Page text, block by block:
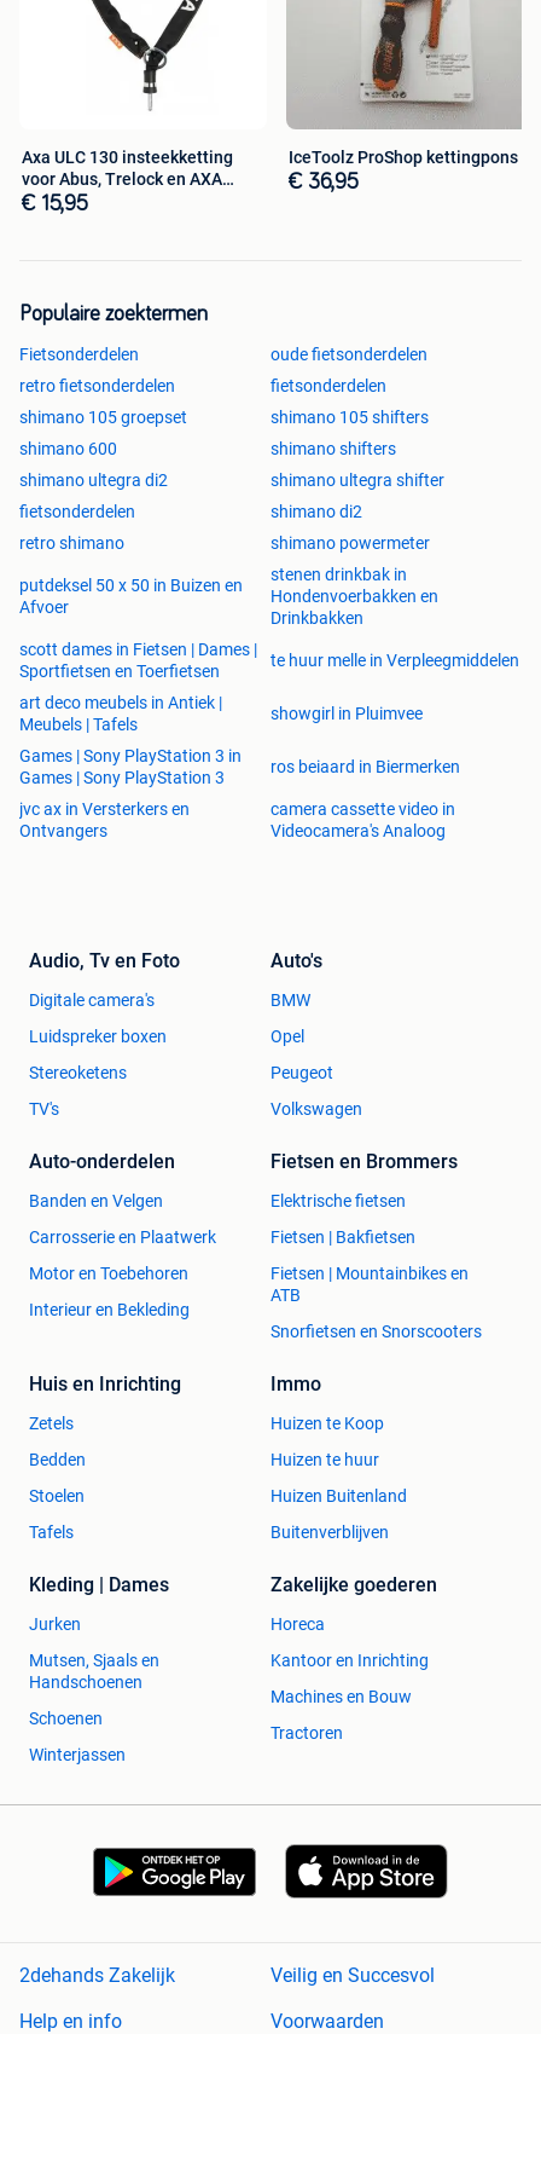
dit op te lossen mocht dit probleem zich voordoen.Niet
goed? Geld terug.14 dagen niet goed geld terug garantie.
Bevalt of past het product niet? Geen probleem. Stuur het
terug en wij betalen het aankoop bedrag terug.
Axa ULC 130 insteekketting
voor Abus, Trelock en AXA
block
€ 15,95
IceToolz ProShop kettingpons
€ 36,95
Populaire zoektermen
Fietsonderdelen
oude fietsonderdelen
retro fietsonderdelen
fietsonderdelen
shimano 105 groepset
shimano 105 shifters
shimano 600
shimano shifters
shimano ultegra di2
shimano ultegra shifter
fietsonderdelen
shimano di2
retro shimano
shimano powermeter
putdeksel 50 x 50 in Buizen en
Afvoer
stenen drinkbak in
Hondenvoerbakken en
Drinkbakken
scott dames in Fietsen | Dames |
Sportfietsen en Toerfietsen
te huur melle in Verpleegmiddelen
art deco meubels in Antiek |
Meubels | Tafels
showgirl in Pluimvee
Games | Sony PlayStation 3 in
Games | Sony PlayStation 3
ros beiaard in Biermerken
jvc ax in Versterkers en
Ontvangers
camera cassette video in
Videocamera's Analoog
Audio, Tv en Foto
Digitale camera's
Luidspreker boxen
Stereoketens
TV's
Auto's
BMW
Opel
Peugeot
Volkswagen
Auto-onderdelen
Banden en Velgen
Carrosserie en Plaatwerk
Motor en Toebehoren
Interieur en Bekleding
Fietsen en Brommers
Elektrische fietsen
Fietsen | Bakfietsen
Fietsen | Mountainbikes en
ATB
Snorfietsen en Snorscooters
Huis en Inrichting
Zetels
Bedden
Stoelen
Tafels
Immo
Huizen te Koop
Huizen te huur
Huizen Buitenland
Buitenverblijven
Kleding | Dames
Jurken
Mutsen, Sjaals en
Handschoenen
Schoenen
Winterjassen
Zakelijke goederen
Horeca
Kantoor en Inrichting
Machines en Bouw
Tractoren
2dehands Zakelijk
Veilig en Succesvol
Help en info
Voorwaarden